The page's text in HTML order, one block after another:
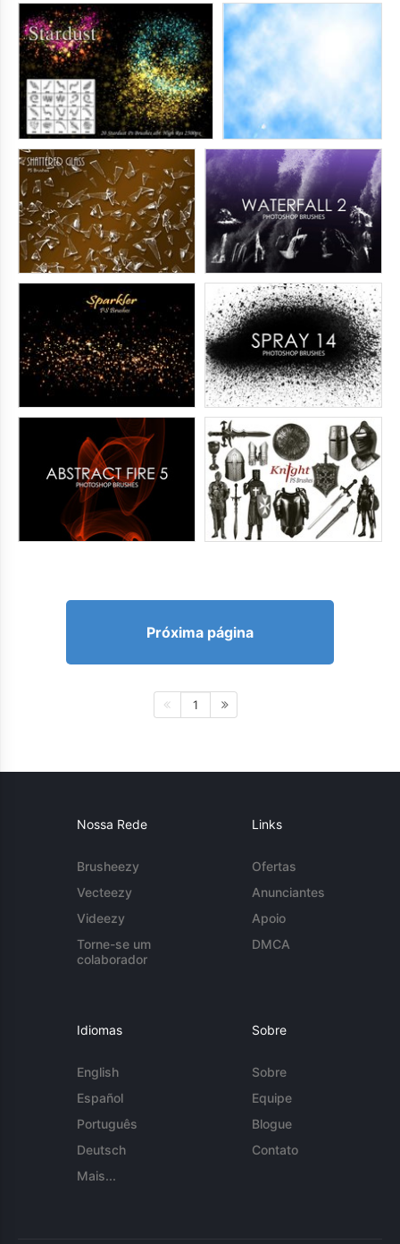
Próxima página
1
Nossa Rede
Brusheezy
Vecteezy
Videezy
Torne-se um
colaborador
Links
Ofertas
Anunciantes
Apoio
DMCA
Idiomas
English
Español
Português
Deutsch
Mais...
Sobre
Sobre
Equipe
Blogue
Contato